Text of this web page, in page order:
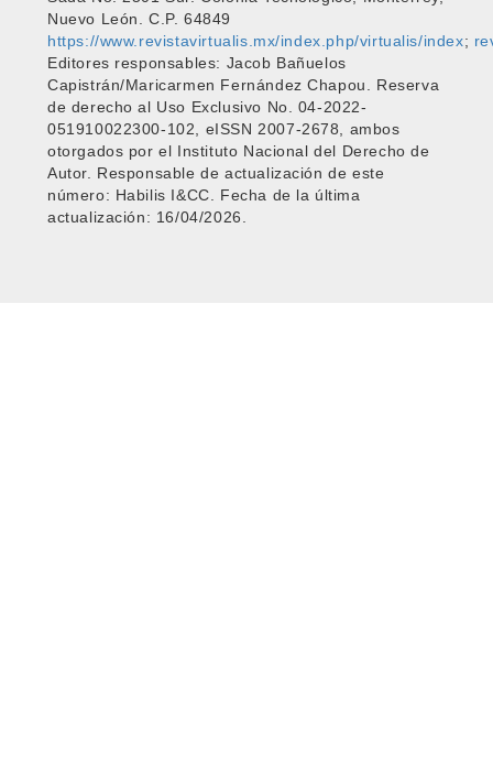
Nuevo León. C.P. 64849
https://www.revistavirtualis.mx/index.php/virtualis/index;
Editores responsables: Jacob Bañuelos
Capistrán/Maricarmen Fernández Chapou. Reserva
de derecho al Uso Exclusivo No. 04-2022-
051910022300-102, eISSN 2007-2678, ambos
otorgados por el Instituto Nacional del Derecho de
Autor. Responsable de actualización de este
número: Habilis I&CC. Fecha de la última
actualización: 16/04/2026.